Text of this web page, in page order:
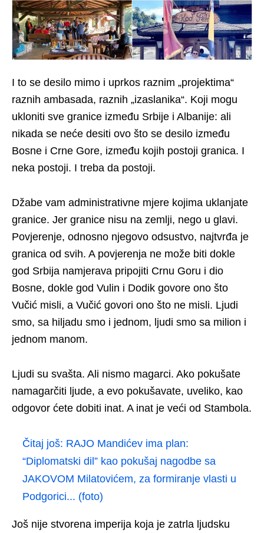
I to se desilo mimo i uprkos raznim „projektima“
raznih ambasada, raznih „izaslanika“. Koji mogu
ukloniti sve granice između Srbije i Albanije: ali
nikada se neće desiti ovo što se desilo između
Bosne i Crne Gore, između kojih postoji granica. I
neka postoji. I treba da postoji.
Džabe vam administrativne mjere kojima uklanjate
granice. Jer granice nisu na zemlji, nego u glavi.
Povjerenje, odnosno njegovo odsustvo, najtvrđa je
granica od svih. A povjerenja ne može biti dokle
god Srbija namjerava pripojiti Crnu Goru i dio
Bosne, dokle god Vulin i Dodik govore ono što
Vučić misli, a Vučić govori ono što ne misli. Ljudi
smo, sa hiljadu smo i jednom, ljudi smo sa milion i
jednom manom.
Ljudi su svašta. Ali nismo magarci. Ako pokušate
namagarčiti ljude, a evo pokušavate, uveliko, kao
odgovor ćete dobiti inat. A inat je veći od Stambola.
Čitaj još: RAJO Mandićev ima plan:
“Diplomatski dil” kao pokušaj nagodbe sa
JAKOVOM Milatovićem, za formiranje vlasti u
Podgorici... (foto)
Još nije stvorena imperija koja je zatrla ljudsku